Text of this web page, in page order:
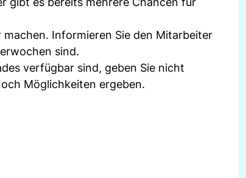
Informieren Sie den Mitarbeiter
sind.
verfügbar sind, geben Sie nicht
Möglichkeiten ergeben.